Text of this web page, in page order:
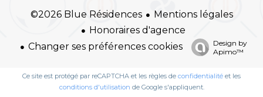
©2026 Blue Résidences
Mentions légales
Honoraires d'agence
Changer ses préférences cookies
Design by
Apimo™
Ce site est protégé par reCAPTCHA et les règles de confidentialité et les
conditions d'utilisation de Google s'appliquent.